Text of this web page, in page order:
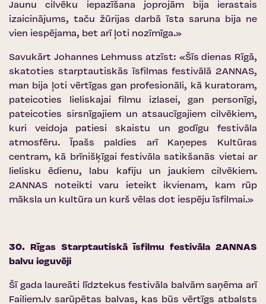
Jaunu cilvēku iepazīšana joprojām bija ierastais
izaicinājums, taču žūrijas darbā īsta saruna bija ne
vien iespējama, bet arī ļoti nozīmīga.»
Savukārt Johannes Lehmuss atzīst: «Šīs dienas Rīgā,
skatoties starptautiskās īsfilmas festivālā 2ANNAS,
man bija ļoti vērtīgas gan profesionāli, kā kuratoram,
pateicoties lieliskajai filmu izlasei, gan personīgi,
pateicoties sirsnīgajiem un atsaucīgajiem cilvēkiem,
kuri veidoja patiesi skaistu un godīgu festivāla
atmosfēru. Īpašs paldies arī Kaņepes Kultūras
centram, kā brīnišķīgai festivāla satikšanās vietai ar
lielisku ēdienu, labu kafiju un jaukiem cilvēkiem.
2ANNAS noteikti varu ieteikt ikvienam, kam rūp
māksla un kultūra un kurš vēlas dot iespēju īsfilmai.»
30. Rīgas Starptautiskā īsfilmu festivāla 2ANNAS
balvu ieguvēji
Šī gada laureāti līdztekus festivāla balvām saņēma arī
Failiem.lv sarūpētas balvas, kas būs vērtīgs atbalsts